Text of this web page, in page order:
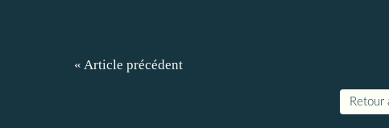
« Article précédent
Retour